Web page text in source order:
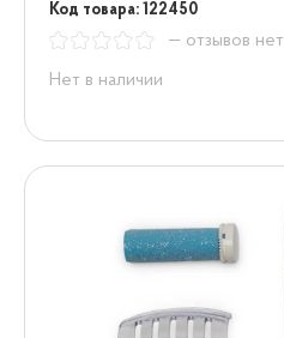
Код товара: 122450
— отзывов нет
Нет в наличии